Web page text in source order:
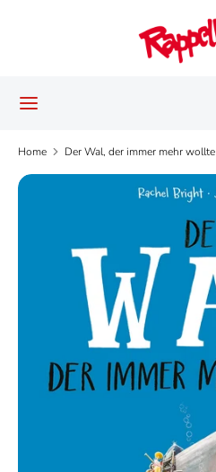
Home Der Wal, der immer mehr wollte